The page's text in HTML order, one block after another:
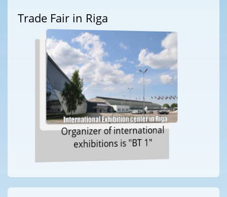
Trade Fair in Riga
Organizer of international
exhibitions is "BT 1"